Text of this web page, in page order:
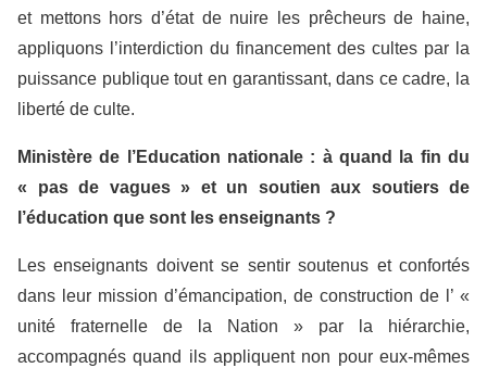
et mettons hors d’état de nuire les prêcheurs de haine,
appliquons l’interdiction du financement des cultes par la
puissance publique tout en garantissant, dans ce cadre, la
liberté de culte.
Ministère de l’Education nationale : à quand la fin du
« pas de vagues » et un soutien aux soutiers de
l’éducation que sont les enseignants ?
Les enseignants doivent se sentir soutenus et confortés
dans leur mission d’émancipation, de construction de l’ «
unité fraternelle de la Nation » par la hiérarchie,
accompagnés quand ils appliquent non pour eux-mêmes